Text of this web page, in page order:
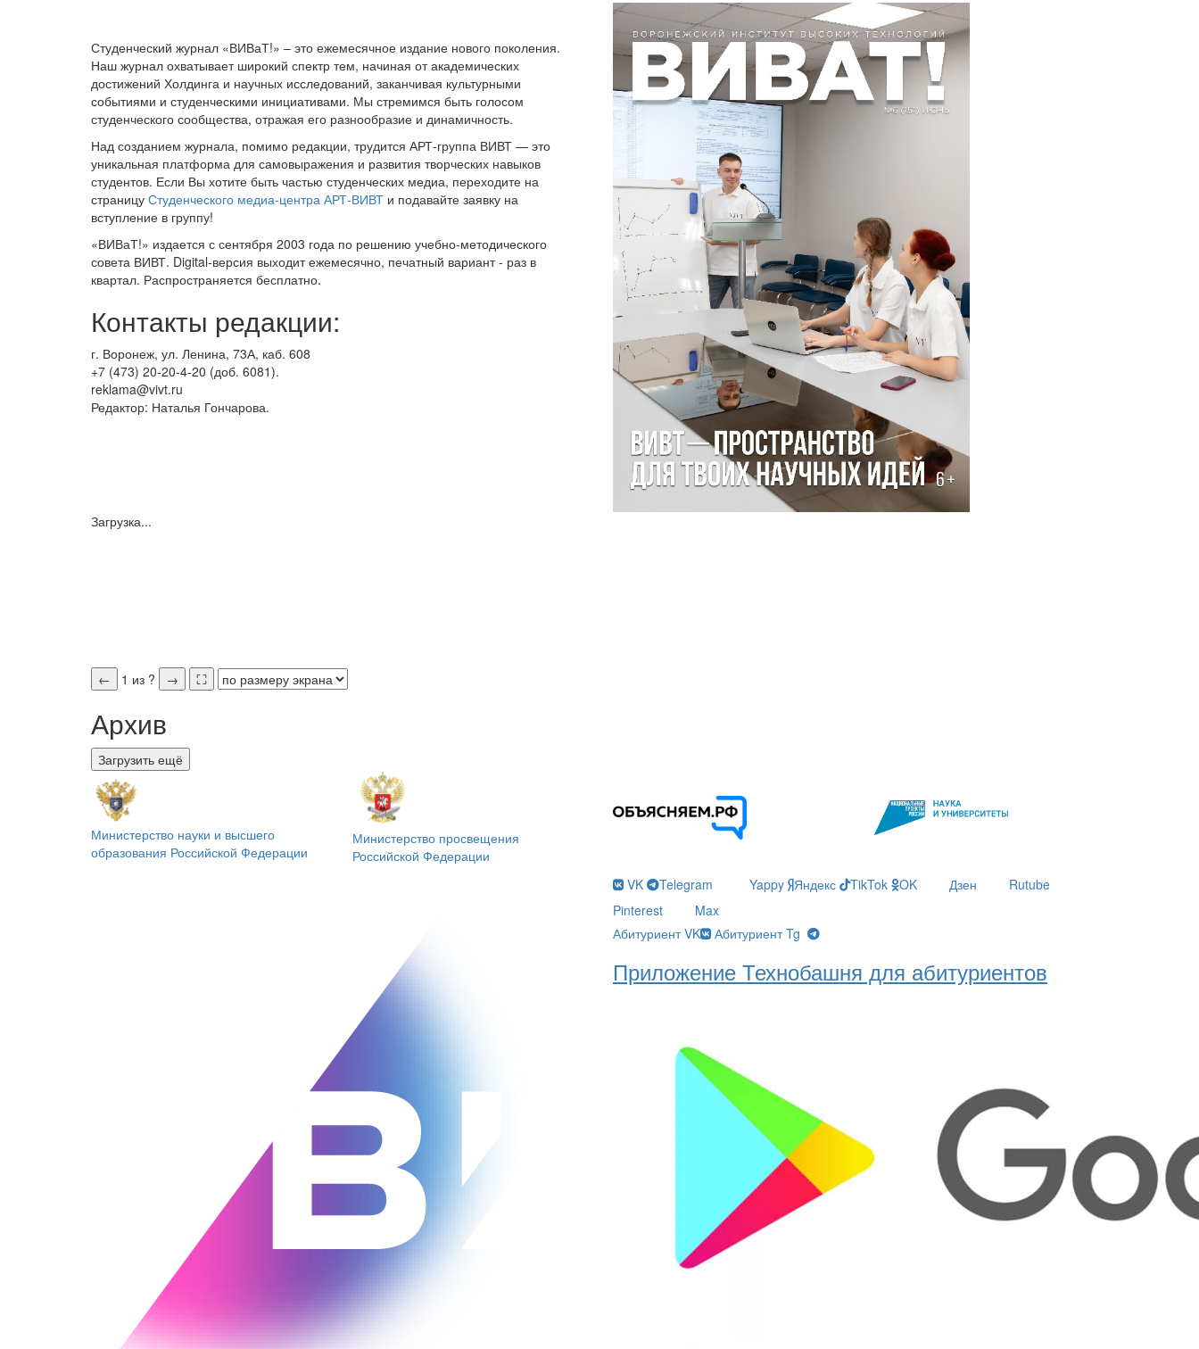
Студенческий журнал «ВИВаТ!» – это ежемесячное издание нового поколения.
Наш журнал охватывает широкий спектр тем, начиная от академических
достижений Холдинга и научных исследований, заканчивая культурными
событиями и студенческими инициативами. Мы стремимся быть голосом
студенческого сообщества, отражая его разнообразие и динамичность.
Над созданием журнала, помимо редакции, трудится АРТ-группа ВИВТ — это
уникальная платформа для самовыражения и развития творческих навыков
студентов. Если Вы хотите быть частью студенческих медиа, переходите на
страницу Студенческого медиа-центра АРТ-ВИВТ и подавайте заявку на
вступление в группу!
«ВИВаТ!» издается с сентября 2003 года по решению учебно-методического
совета ВИВТ. Digital-версия выходит ежемесячно, печатный вариант - раз в
квартал. Распространяется бесплатно.
Контакты редакции:
г. Воронеж, ул. Ленина, 73А, каб. 608
+7 (473) 20-20-4-20 (доб. 6081).
reklama@vivt.ru
Редактор: Наталья Гончарова.
Загрузка...
← 1 из ? → ⛶
Архив
Загрузить ещё
Министерство науки и высшего
образования Российской Федерации
Министерство просвещения
Российской Федерации
VK
Telegram Yappy Яндекс TikTok OK Дзен
Rutube
Pinterest
Max
Абитуриент VK
Абитуриент Tg
Приложение Технобашня для абитуриентов